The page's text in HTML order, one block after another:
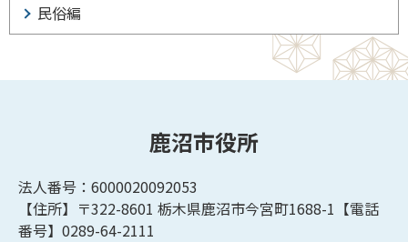
民俗編
鹿沼市役所
法人番号：6000020092053
【住所】〒322-8601 栃木県鹿沼市今宮町1688-1【電話
番号】0289-64-2111